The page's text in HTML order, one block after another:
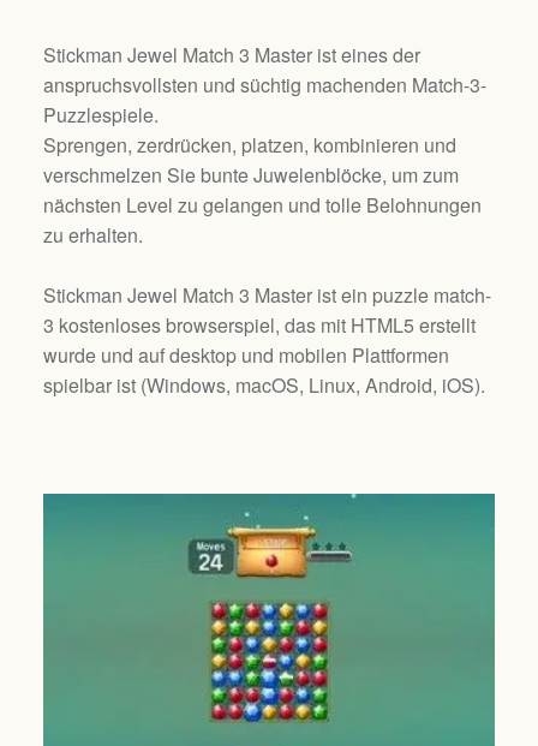
Stickman Jewel Match 3 Master ist eines der
anspruchsvollsten und süchtig machenden Match-3-
Puzzlespiele.
Sprengen, zerdrücken, platzen, kombinieren und
verschmelzen Sie bunte Juwelenblöcke, um zum
nächsten Level zu gelangen und tolle Belohnungen
zu erhalten.
Stickman Jewel Match 3 Master ist ein puzzle match-
3 kostenloses browserspiel, das mit HTML5 erstellt
wurde und auf desktop und mobilen Plattformen
spielbar ist (Windows, macOS, Linux, Android, iOS).